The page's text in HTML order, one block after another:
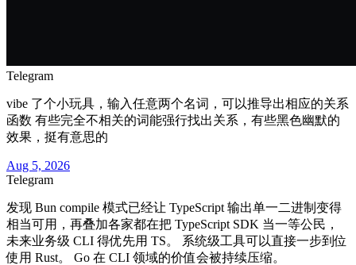
Telegram
vibe 了个小玩具，输入任意两个名词，可以推导出相应的关系
函数 有些完全不相关的词能强行找出关系，有些黑色幽默的
效果，挺有意思的
Aug 5, 2026
Telegram
发现 Bun compile 模式已经让 TypeScript 输出单一二进制变得
相当可用，再叠加各家都在把 TypeScript SDK 当一等公民，
未来业务级 CLI 得优先用 TS。 系统级工具可以直接一步到位
使用 Rust。 Go 在 CLI 领域的价值会被持续压缩。